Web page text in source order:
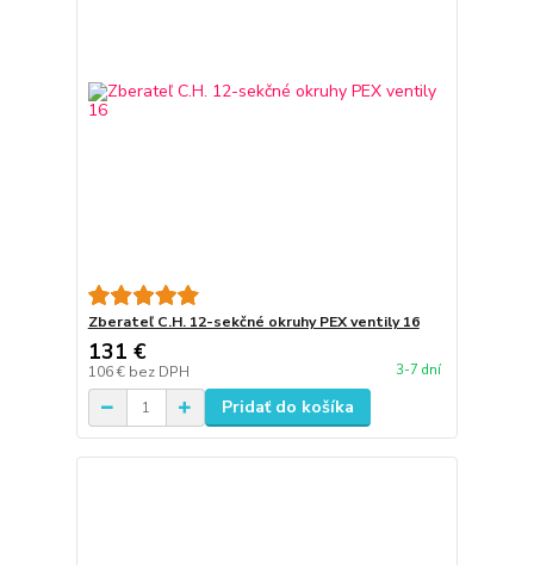
Zberateľ C.H. 12-sekčné okruhy PEX ventily 16
131 €
106 € bez DPH 3-7 dní
Pridať do košíka